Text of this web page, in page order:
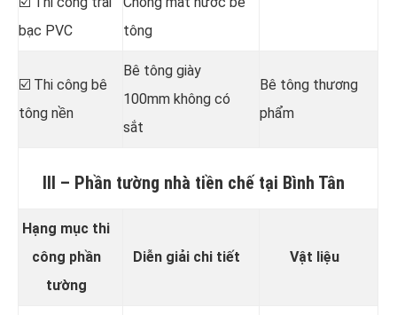
bạc PVC
tông
☑️ Thi công bê
tông nền
Bê tông giày
100mm không có
sắt
Bê tông thương
phẩm
III – Phần tường nhà tiền chế tại Bình Tân
Hạng mục thi
công phần
tường
Diễn giải chi tiết Vật liệu